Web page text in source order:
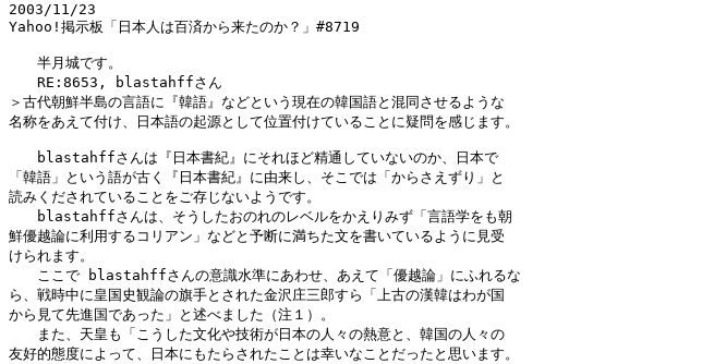
2003/11/23
Yahoo!掲示板「日本人は百済から来たのか？」#8719
半月城です。
RE:8653, blastahffさん
＞古代朝鮮半島の言語に『韓語』などという現在の韓国語と混同させるような
名称をあえて付け、日本語の起源として位置付けていることに疑問を感じます。
blastahffさんは『日本書紀』にそれほど精通していないのか、日本で
「韓語」という語が古く『日本書紀』に由来し、そこでは「からさえずり」と
読みくだされていることをご存じないようです。
blastahffさんは、そうしたおのれのレベルをかえりみず「言語学をも朝
鮮優越論に利用するコリアン」などと予断に満ちた文を書いているように見受
けられます。
ここで blastahffさんの意識水準にあわせ、あえて「優越論」にふれるな
ら、戦時中に皇国史観論の旗手とされた金沢庄三郎すら「上古の漢韓はわが国
から見て先進国であった」と述べました（注１）。
また、天皇も「こうした文化や技術が日本の人々の熱意と、韓国の人々の
友好的態度によって、日本にもたらされたことは幸いなことだったと思います。